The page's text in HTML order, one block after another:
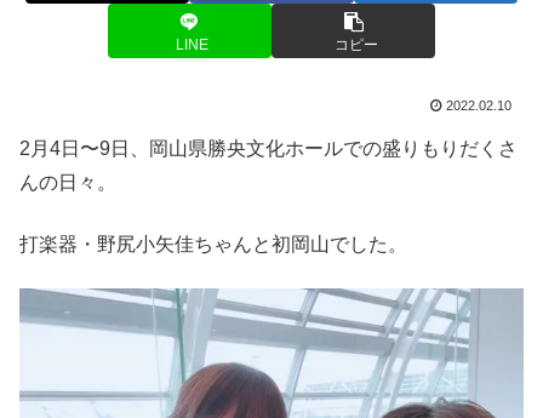
LINE コピー
2022.02.10
2月4日〜9日、岡山県勝央文化ホールでの盛りもりだくさ
んの日々。
打楽器・野尻小矢佳ちゃんと初岡山でした。